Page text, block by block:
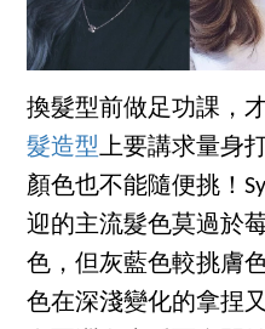
換髮型前做足功課，
髮造型上要講求量身
顏色也不能隨便挑！
迎的主流髮色莫過於
色，但灰藍色較挑膚
色在深淺變化的拿捏